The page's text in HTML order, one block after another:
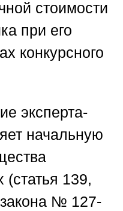
стоимости
при его
конкурсного
эксперта-
начальную
(статья 139,
№ 127-